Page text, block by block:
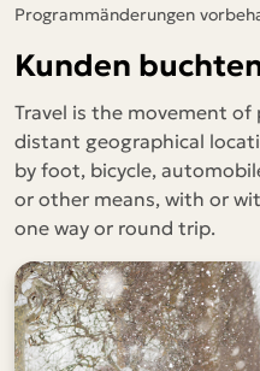
Programmänderungen
Kunden
Travel is the movement
distant geographical
by foot, bicycle,
or other means, with or
one way or round trip.